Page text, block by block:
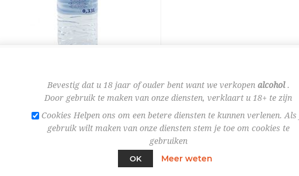
Bestel nu!
AQUA 33CL *PET *PLATPET
Bevestig dat u 18 jaar of ouder bent want we verkopen alcohol.
Door gebruik te maken van onze diensten, verklaart u 18+ te zijn
Cookies Helpen ons om een betere diensten te kunnen verlenen. Als
gebruik wilt maken van onze diensten stem je toe om cookies te
gebruiken
OK
Meer weten